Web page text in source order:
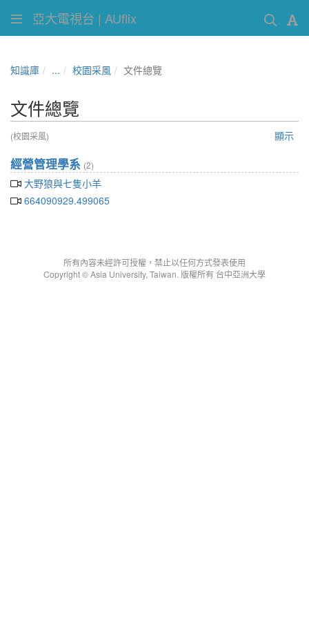
亞大電視台 | AUflix
知識庫 ... 校園采風 文件總覽
文件總覽
(校園采風) 顯示
經營管理學系 (2)
大野狼與七隻小羊
664090929.499065
所有內容未經許可授權，禁止以任何方式發表使用
Copyright © Asia University, Taiwan. 版權所有 台中亞洲大學